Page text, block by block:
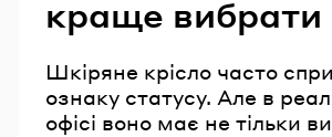
краще вибрати
Шкіряне крісло часто
ознаку статусу. Але в
офісі воно має не тільки